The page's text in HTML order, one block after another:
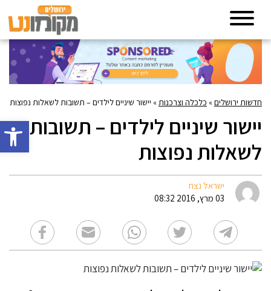
פתח
חדשות ירושלים» כלכלה וצרכנות» יישור שיניים לילדים – תשובות לשאלות נפוצות
יישור שיניים לילדים – תשובות
לשאלות נפוצות
ישראל נצח
03 מרץ, 2016 08:32